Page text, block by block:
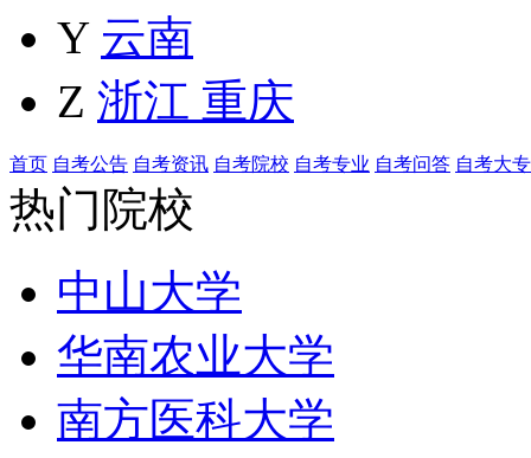
Y 云南
Z 浙江 重庆
首页 自考公告 自考资讯 自考院校 自考专业 自考问答 自考大专
热门院校
中山大学
华南农业大学
南方医科大学